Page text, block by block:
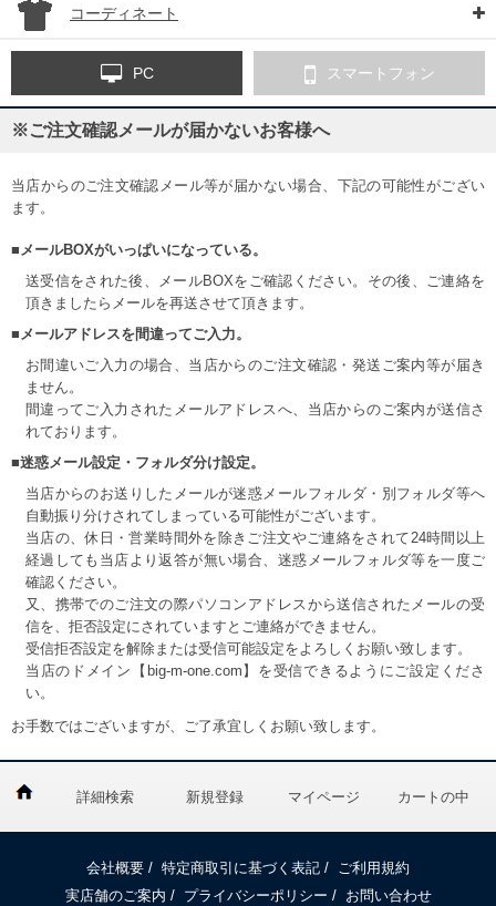
コーディネート
PC スマートフォン
※ご注文確認メールが届かないお客様へ
当店からのご注文確認メール等が届かない場合、下記の可能性がござい
ます。
■メールBOXがいっぱいになっている。
送受信をされた後、メールBOXをご確認ください。その後、ご連絡を
頂きましたらメールを再送させて頂きます。
■メールアドレスを間違ってご入力。
お間違いご入力の場合、当店からのご注文確認・発送ご案内等が届き
ません。
間違ってご入力されたメールアドレスへ、当店からのご案内が送信さ
れております。
■迷惑メール設定・フォルダ分け設定。
当店からのお送りしたメールが迷惑メールフォルダ・別フォルダ等へ
自動振り分けされてしまっている可能性がございます。
当店の、休日・営業時間外を除きご注文やご連絡をされて24時間以上
経過しても当店より返答が無い場合、迷惑メールフォルダ等を一度ご
確認ください。
又、携帯でのご注文の際パソコンアドレスから送信されたメールの受
信を、拒否設定にされていますとご連絡ができません。
受信拒否設定を解除または受信可能設定をよろしくお願い致します。
当店のドメイン【big-m-one.com】を受信できるようにご設定くださ
い。
お手数ではございますが、ご了承宜しくお願い致します。
詳細検索 新規登録 マイページ カートの中
会社概要 / 特定商取引に基づく表記 /
ご利用規約
実店舗のご案内 / プライバシーポリシー / お問い合わせ